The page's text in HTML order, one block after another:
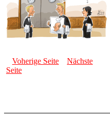
Voherige Seite
Nächste
Seite